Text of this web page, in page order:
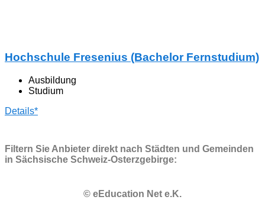
Hochschule Fresenius (Bachelor Fernstudium)
Ausbildung
Studium
Details*
Filtern Sie Anbieter direkt nach Städten und Gemeinden
in Sächsische Schweiz-Osterzgebirge:
© eEducation Net e.K.